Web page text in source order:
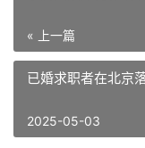
« 上一篇
已婚求职者在北京
2025-05-03